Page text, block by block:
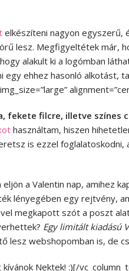
elkészíteni nagyon egyszerű,
lesz. Megfigyeltétek már,
alakult ki a logómban
egy ehhez hasonló alkotást,
fekete filcre, illetve színes
használtam, hiszen
is ezzel
a Valentin nap, amihez
lényegében egy rejtvény,
megkapott szót a poszt
Egy limitált kiadású
lesz webshopomban is, de
Nektek! :)[/